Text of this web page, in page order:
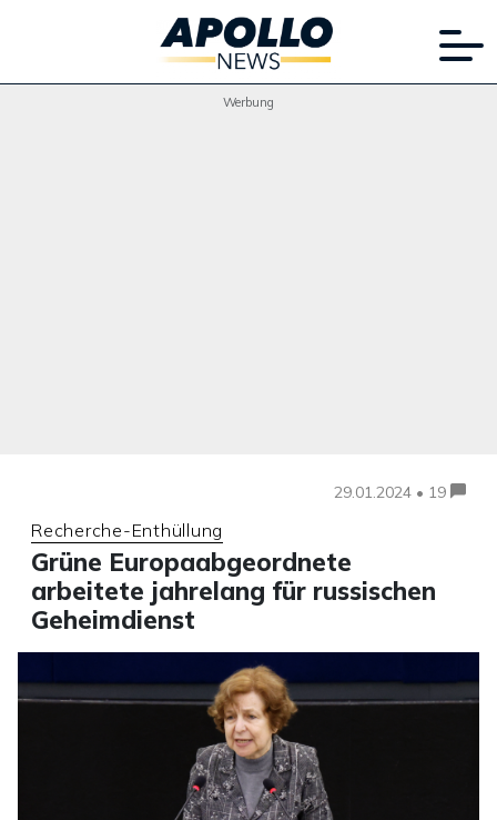
Werbung
29.01.2024 • 19
Recherche-Enthüllung
Grüne Europaabgeordnete
arbeitete jahrelang für russischen
Geheimdienst